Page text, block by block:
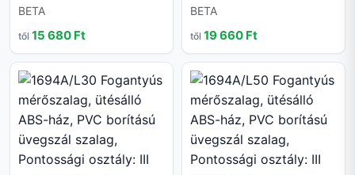
BETA
től 15 680 Ft
BETA
től 19 660 Ft